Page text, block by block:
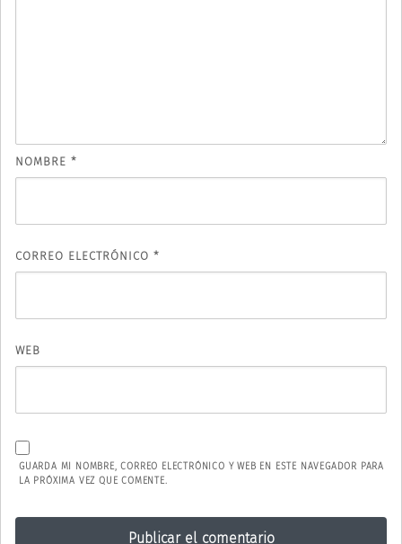
NOMBRE *
CORREO ELECTRÓNICO *
WEB
GUARDA MI NOMBRE, CORREO ELECTRÓNICO Y WEB EN ESTE NAVEGADOR PARA
LA PRÓXIMA VEZ QUE COMENTE.